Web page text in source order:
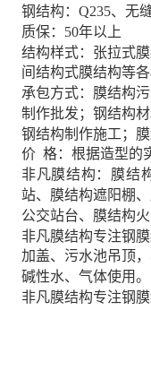
钢结构：Q235、无
质保：50年以上
结构样式：张拉式
间结构式膜结构等
承包方式：膜结构
制作批发；钢结构
钢结构制作施工；
价 格：根据造型的
非凡膜结构：膜结
站、膜结构遮阳棚
公交站台、膜结构
非凡膜结构专注钢
加盖、污水池吊顶
碱性水、气体使用。
非凡膜结构专注钢膜